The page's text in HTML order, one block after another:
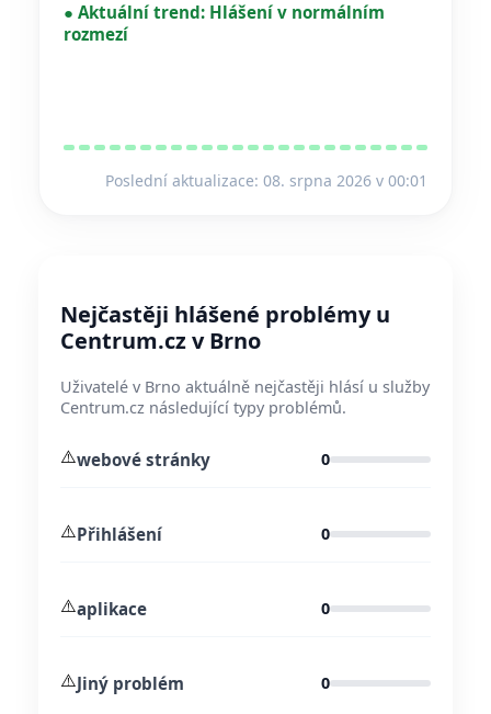
● Aktuální trend: Hlášení v normálním
rozmezí
Poslední aktualizace: 08. srpna 2026 v 00:01
Nejčastěji hlášené problémy u
Centrum.cz v Brno
Uživatelé v Brno aktuálně nejčastěji hlásí u služby
Centrum.cz následující typy problémů.
⚠️webové stránky 0
⚠️Přihlášení 0
⚠️aplikace 0
⚠️Jiný problém 0